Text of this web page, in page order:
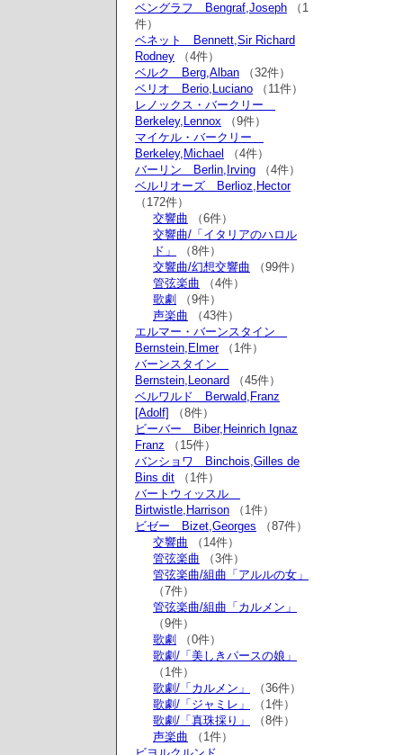
ベングラフ Bengraf,Joseph （1
件）
ベネット Bennett,Sir Richard
Rodney （4件）
ベルク Berg,Alban （32件）
ベリオ Berio,Luciano （11件）
レノックス・バークリー
Berkeley,Lennox （9件）
マイケル・バークリー
Berkeley,Michael
（4件）
バーリン Berlin,Irving （4件）
ベルリオーズ Berlioz,Hector
（172件）
交響曲 （6件）
交響曲/「イタリアのハロル
ド」
（8件）
交響曲/幻想交響曲 （99件）
管弦楽曲 （4件）
歌劇
（9件）
声楽曲 （43件）
エルマー・バーンスタイン
Bernstein,Elmer（1件）
バーンスタイン
Bernstein,Leonard （45件）
ベルワルド Berwald,Franz
[Adolf]
（8件）
ビーバー Biber,Heinrich Ignaz
Franz （15件）
バンショワ Binchois,Gilles de
Bins dit （1件）
バートウィッスル
Birtwistle,Harrison （1件）
ビゼー Bizet,Georges （87件）
交響曲 （14件）
管弦楽曲 （3件）
管弦楽曲/組曲「アルルの女」
（7件）
管弦楽曲/組曲「カルメン」
（9件）
歌劇
（0件）
歌劇/「美しきパースの娘」
（1件）
歌劇/「カルメン」
（36件）
歌劇/「ジャミレ」
（1件）
歌劇/「真珠採り」
（8件）
声楽曲 （1件）